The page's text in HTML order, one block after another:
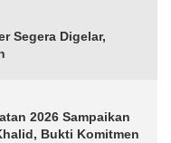
Segera Digelar,
2026 Sampaikan
Bukti Komitmen